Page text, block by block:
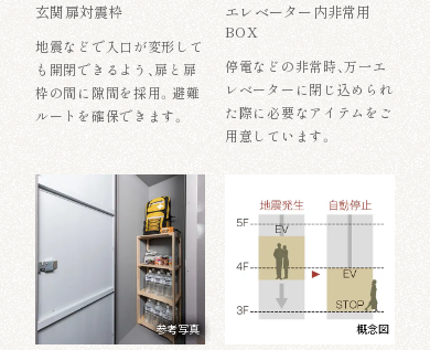
玄関扉対震枠
地震などで入口が変形して
も開閉できるよう、扉と扉
枠の間に隙間を採用。避難
ルートを確保できます。
エレベーター内非常用
BOX
停電などの非常時、万一エ
レベーターに閉じ込められ
た際に必要なアイテムをご
用意しています。
参考写真 概念図